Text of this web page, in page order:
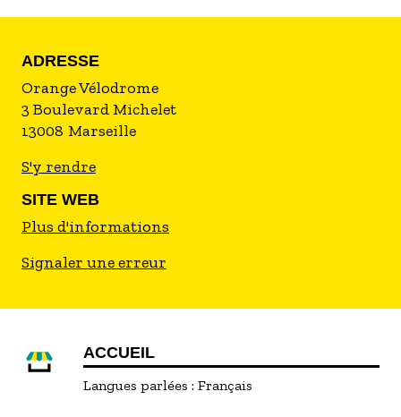
ADRESSE
Orange Vélodrome
3 Boulevard Michelet
13008 Marseille
S'y rendre
SITE WEB
Plus d'informations
Signaler une erreur
ACCUEIL
Langues parlées : Français